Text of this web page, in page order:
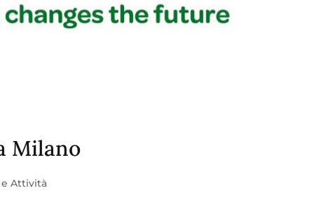
Milano
e Attività